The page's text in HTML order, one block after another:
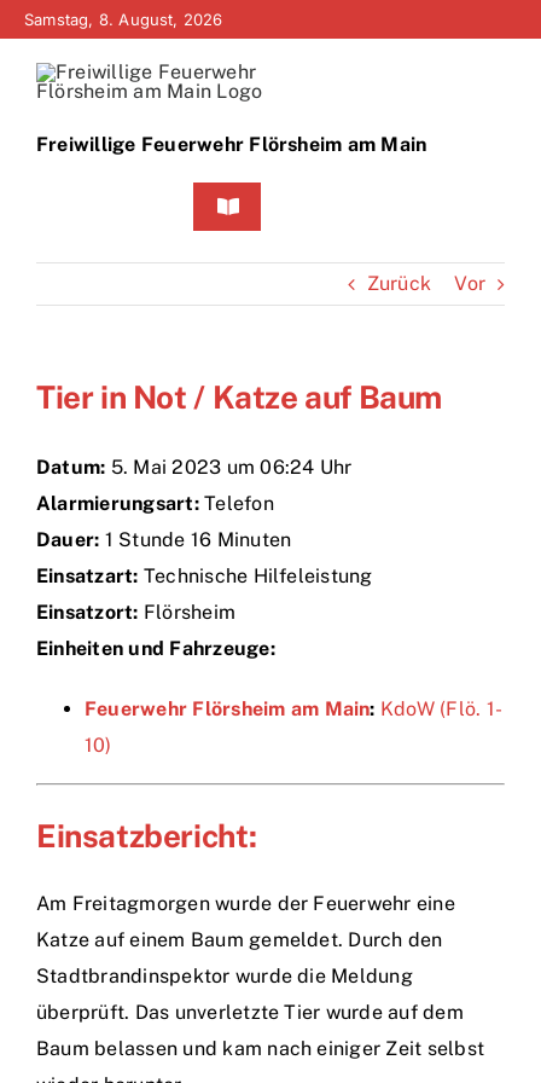
Zum
springen
Samstag, 8. August, 2026
Freiwillige Feuerwehr Flörsheim am Main
Toggle
Home
Bürgerinfo
Über uns
Technik
Zurück Vor
Tier in Not / Katze auf Baum
Datum: 5. Mai 2023 um 06:24 Uhr
Alarmierungsart:Telefon
Dauer: 1 Stunde 16 Minuten
Einsatzart: Technische Hilfeleistung
Einsatzort: Flörsheim
Einheiten und Fahrzeuge:
Feuerwehr Flörsheim am Main: KdoW (Flö. 1-
10)
Einsatzbericht:
Am Freitagmorgen wurde der Feuerwehr eine
Katze auf einem Baum gemeldet. Durch den
Stadtbrandinspektor wurde die Meldung
überprüft. Das unverletzte Tier wurde auf dem
Baum belassen und kam nach einiger Zeit selbst